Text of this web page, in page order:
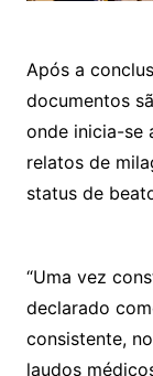
Após a
documentos
onde inicia-se
relatos de
status de
“Uma vez
declarado
consistente,
laudos